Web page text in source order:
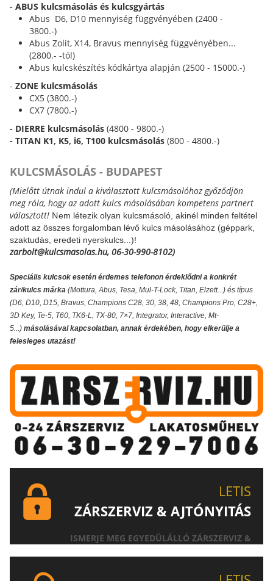
- ABUS kulcsmásolás és kulcsgyártás
Abus D6, D10 mennyiség függvényében (2400 -
3800.-)
Abus Zolit, X14, Bravus mennyiség függvényében...
(2800.- -tól)
Abus kulcskészítés kódkártya alapján (2500 - 15000.-)
- ZONE kulcsmásolás
CX5 (3800.-)
CX7 (7800.-)
- DIERRE kulcsmásolás (4800 - 9800.-)
- TITAN K1, K5, i6, T100 kulcsmásolás (800 - 4800.-)
KULCSMÁSOLÁS - BUDAPEST
(Mielőtt útnak indul a kiválasztott kulcsmásolóhoz győződjön
meg róla, hogy az adott kulcs másolásában kompetens partnert
választott! Nem létezik olyan kulcsmásoló, akinél minden feltétel
adott az összes forgalomban lévő kulcs másolásához (géppark,
szaktudás, eredeti nyerskulcs...)!
zarbolt@kulcsmasolas.hu, 06-30-990-8102)
Speciális kulcsok esetén érdemes telefonon érdeklődni a konkrét
zár/kulcs márka (Mottura, Abus, Tesa, Mul-T-Lock, Titan, Elzett...) és típus
(D6, D10, D15, Bravus, Champions C28, 30, 38, 48, Champions Pro, C28+,
3D Key, Te-5, T60, TK6-L, TX-80, 7×7, Integrator, Interactive, Mt-
5...) másolásával kapcsolatban, annak érdekében, hogy elkerülje a
felesleges utazást!
LETIS
ZÁRSZERVIZ & AJTÓNYITÁS
ISMERJE MEG EGYEDÜLÁLLÓ ZÁRSZERVIZ &